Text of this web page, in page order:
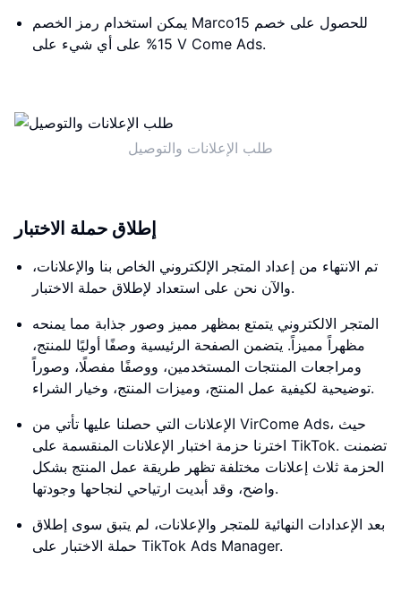
يمكن استخدام رمز الخصم Marco15 للحصول على خصم
15% على أي شيء على V Come Ads.
طلب الإعلانات والتوصيل
إطلاق حملة الاختبار
تم الانتهاء من إعداد المتجر الإلكتروني الخاص بنا والإعلانات،
والآن نحن على استعداد لإطلاق حملة الاختبار.
المتجر الالكتروني يتمتع بمظهر مميز وصور جذابة مما يمنحه
مظهراً مميزاً. يتضمن الصفحة الرئيسية وصفًا أوليًا للمنتج،
ومراجعات المنتجات المستخدمين، ووصفًا مفصلًا، وصوراً
توضيحية لكيفية عمل المنتج، وميزات المنتج، وخيار الشراء.
الإعلانات التي حصلنا عليها تأتي من VirCome Ads، حيث
اخترنا حزمة اختبار الإعلانات المنقسمة على TikTok. تضمنت
الحزمة ثلاث إعلانات مختلفة تظهر طريقة عمل المنتج بشكل
واضح، وقد أبديت ارتياحي لنجاحها وجودتها.
بعد الإعدادات النهائية للمتجر والإعلانات، لم يتبق سوى إطلاق
حملة الاختبار على TikTok Ads Manager.